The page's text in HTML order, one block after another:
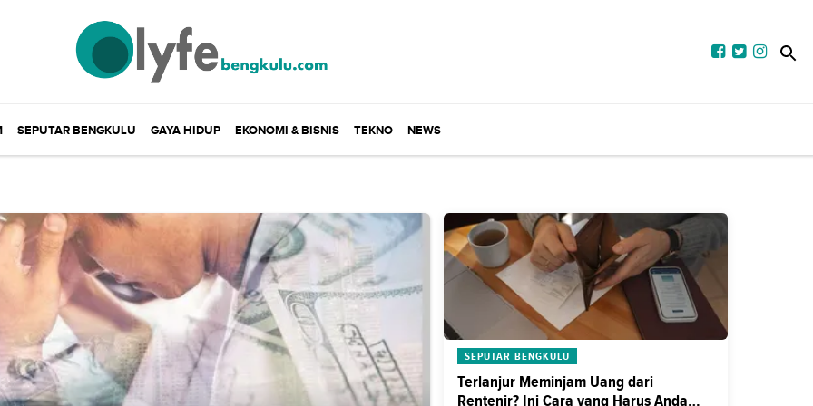
SEPUTAR BENGKULU GAYA HIDUP EKONOMI & BISNIS TEKNO NEWS
SEPUTAR BENGKULU
Terlanjur Meminjam Uang dari
Rentenir? Ini Cara yang Harus Anda